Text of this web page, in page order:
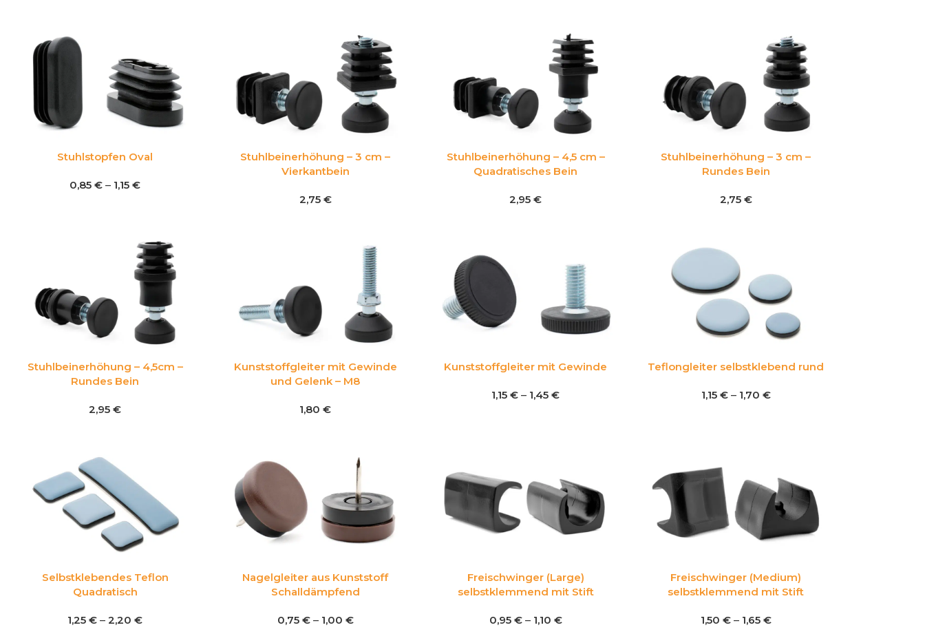
Stuhlstopfen Oval
0,85€ – 1,15€
Stuhlbeinerhöhung – 3 cm –
Vierkantbein
2,75 €
Stuhlbeinerhöhung – 4,5 cm –
Quadratisches Bein
2,95€
Stuhlbeinerhöhung – 3 cm –
Rundes Bein
2,75 €
Stuhlbeinerhöhung – 4,5cm –
Rundes Bein
2,95€
Kunststoffgleiter mit Gewinde
und Gelenk – M8
1,80€
Kunststoffgleiter mit Gewinde
1,15€ – 1,45€
Teflongleiter selbstklebend rund
1,15 € – 1,70 €
Selbstklebendes Teflon
Quadratisch
1,25€ –2,20€
Nagelgleiter aus Kunststoff
Schalldämpfend
0,75 € – 1,00 €
Freischwinger (Large)
selbstklemmend mit Stift
0,95 € – 1,10 €
Freischwinger (Medium)
selbstklemmend mit Stift
1,50 € – 1,65 €